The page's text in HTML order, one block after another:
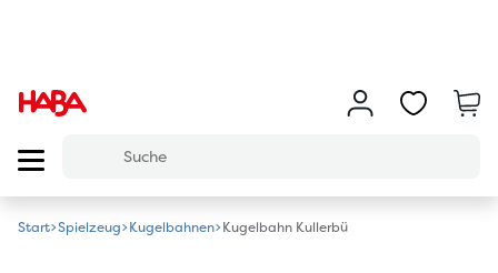
Start Spielzeug Kugelbahnen Kugelbahn Kullerbü